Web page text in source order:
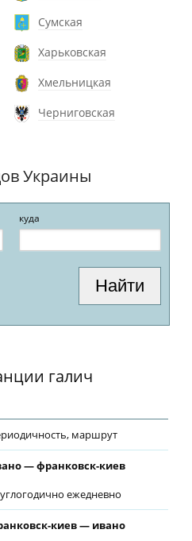
Сумская
Харьковская
Хмельницкая
Черниговская
Украины
куда
галич
маршрут
— франковск-киев
ежедневно
киев — ивано